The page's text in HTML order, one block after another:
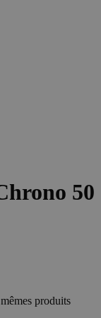
50
produits